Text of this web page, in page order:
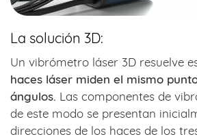
La solución 3D:
Un vibrómetro láser 3D resuelve
haces láser miden el mismo
ángulos. Las componentes de
de este modo se presentan
direcciones de los haces de los